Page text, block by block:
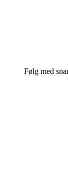
Følg med